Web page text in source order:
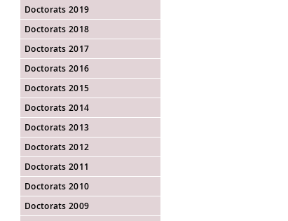
Doctorats 2019
Doctorats 2018
Doctorats 2017
Doctorats 2016
Doctorats 2015
Doctorats 2014
Doctorats 2013
Doctorats 2012
Doctorats 2011
Doctorats 2010
Doctorats 2009